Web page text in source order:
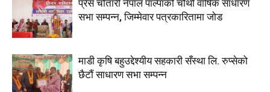
प्रेस चौतारी नेपाल पाल्पाको चौथो वार्षिक साधारण
सभा सम्पन्न, जिम्मेवार पत्रकारितामा जोड
माडी कृषि बहुउद्देश्यीय सहकारी सँस्था लि. रुप्सेको
छैटाैं साधारण सभा सम्पन्न